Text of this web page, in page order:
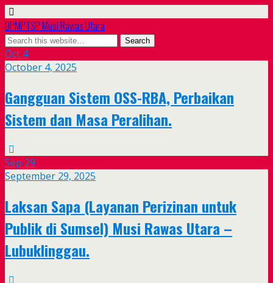
DPMPTSP Musi Rawas Utara
Oct 4
October 4, 2025
Gangguan Sistem OSS-RBA, Perbaikan
Sistem dan Masa Peralihan.
Sep 29
September 29, 2025
Laksan Sapa (Layanan Perizinan untuk
Publik di Sumsel) Musi Rawas Utara –
Lubuklinggau.